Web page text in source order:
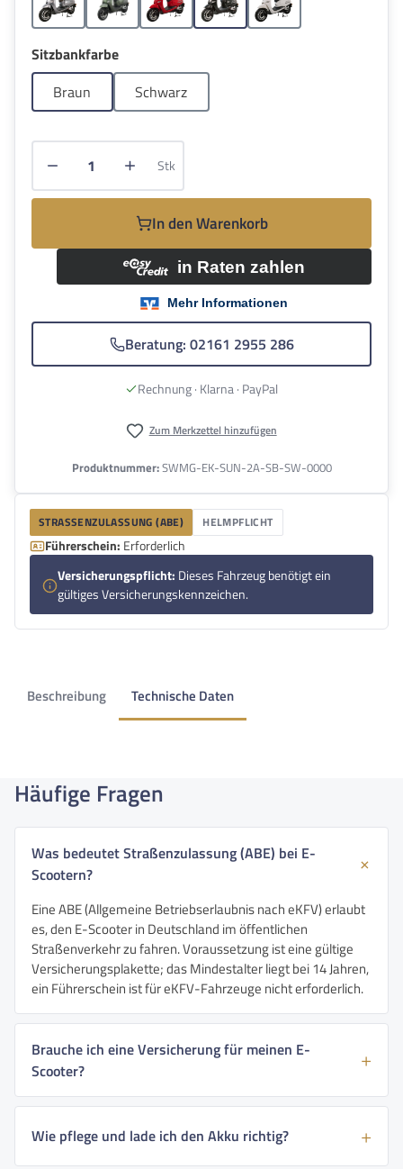
Grau Grün Rot SchwarzWeiss
Sitzbankfarbeauswählen
Braun
Schwarz
Produkt Anzahl: Gib den gewünschten
Stk
In den Warenkorb
Beratung: 02161 2955 286
Rechnung · Klarna · PayPal
Zum Merkzettel hinzufügen
Produktnummer:SWMG-EK-SUN-2A-SB-SW-0000
STRASSENZULASSUNG (ABE) HELMPFLICHT
Führerschein: Erforderlich
Versicherungspflicht: Dieses Fahrzeug benötigt ein
gültiges Versicherungskennzeichen.
Beschreibung Technische Daten
Häufige Fragen
Was bedeutet Straßenzulassung (ABE) bei E-
Scootern?
Eine ABE (Allgemeine Betriebserlaubnis nach eKFV) erlaubt
es, den E-Scooter in Deutschland im öffentlichen
Straßenverkehr zu fahren. Voraussetzung ist eine gültige
Versicherungsplakette; das Mindestalter liegt bei 14 Jahren,
ein Führerschein ist für eKFV-Fahrzeuge nicht erforderlich.
Brauche ich eine Versicherung für meinen E-
Scooter?
Wie pflege und lade ich den Akku richtig?